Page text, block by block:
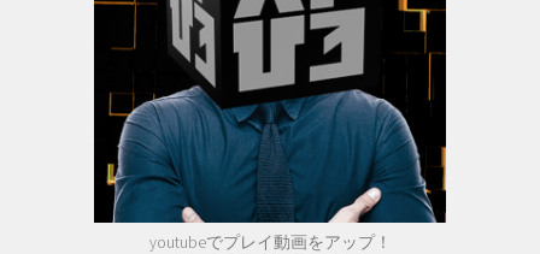
youtubeでプレイ動画をアップ！